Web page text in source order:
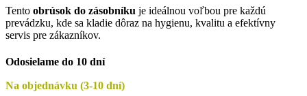
Tento obrúsok do zásobníku je ideálnou voľbou pre každú
prevádzku, kde sa kladie dôraz na hygienu, kvalitu a efektívny
servis pre zákazníkov.
Odosielame do 10 dní
Na objednávku (3-10 dní)